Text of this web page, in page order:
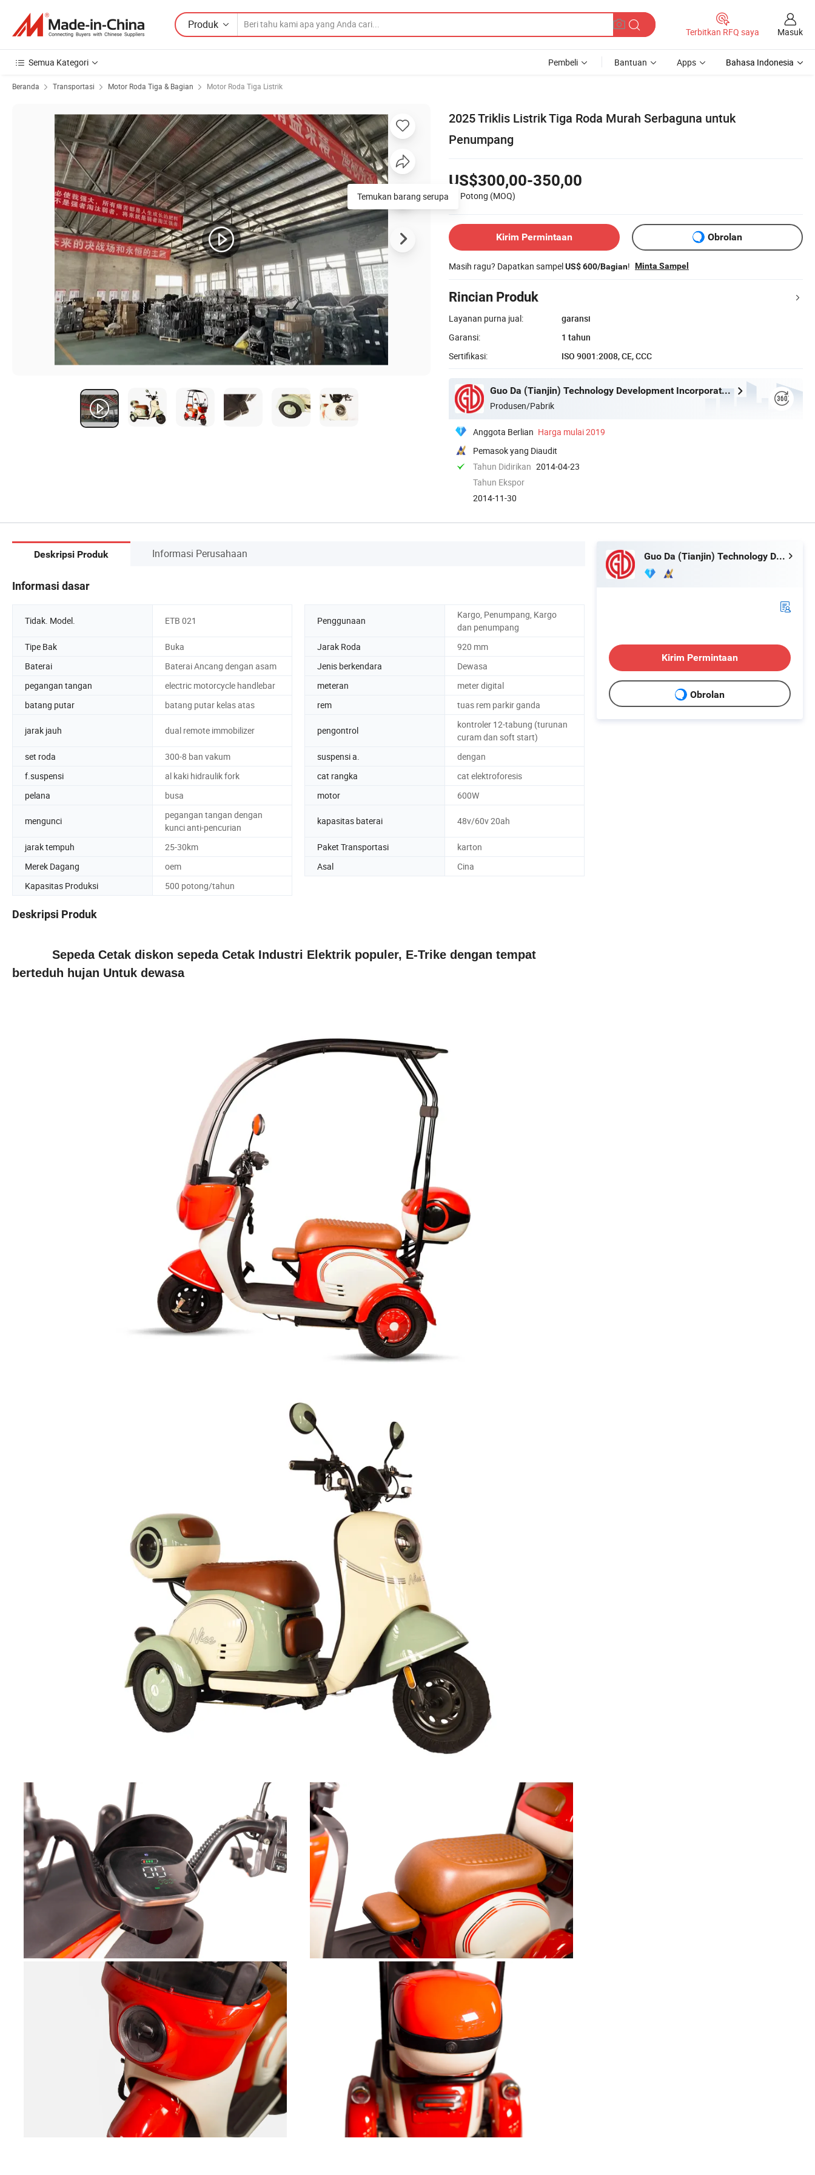
Produk
Terbitkan RFQ saya Masuk
Semua Kategori Pembeli Bantuan Apps Bahasa Indonesia
Beranda Transportasi Motor Roda Tiga & Bagian Motor Roda Tiga Listrik
2025 Triklis Listrik Tiga Roda Murah Serbaguna untuk
Penumpang
US$300,00-350,00
50 Potong (MOQ)
Kirim Permintaan Obrolan
Masih ragu? Dapatkan sampelUS$ 600/Bagian! Minta Sampel
Rincian Produk
Layanan purna jual:
garansi
Garansi:
1 tahun
Sertifikasi:
ISO 9001:2008, CE, CCC
Guo Da (Tianjin) Technology Development Incorporated Company
Produsen/Pabrik
Anggota Berlian Harga mulai 2019
Pemasok yang Diaudit
Tahun Didirikan 2014-04-23
Tahun Ekspor
2014-11-30
Deskripsi Produk Informasi Perusahaan
Informasi dasar
Tidak. Model. ETB 021 Penggunaan
Kargo, Penumpang, Kargo
dan penumpang
Tipe Bak
Buka Jarak Roda
920 mm
Baterai
Baterai Ancang dengan asam Jenis berkendara
Dewasa
pegangan tangan
electric motorcycle handlebar meteran
meter digital
batang putar
batang putar kelas atas rem tuas rem parkir ganda
jarak jauh dual remote immobilizer pengontrol
kontroler 12-tabung (turunan
curam dan soft start)
set roda
300-8 ban vakum suspensi a.
dengan
f.suspensi
al kaki hidraulik fork cat rangka
cat elektroforesis
pelana
busa motor 600W
mengunci
pegangan tangan dengan
kunci anti-pencurian
kapasitas baterai 48v/60v 20ah
jarak tempuh 25-30km Paket Transportasi
karton
Merek Dagang
oem Asal
Cina
Kapasitas Produksi
500 potong/tahun
Deskripsi Produk
Sepeda Cetak diskon sepeda Cetak Industri Elektrik populer, E-Trike dengan tempat
berteduh hujan Untuk dewasa
Guo Da (Tianjin) Technology Development Incorporated Company
Kirim Permintaan
Obrolan